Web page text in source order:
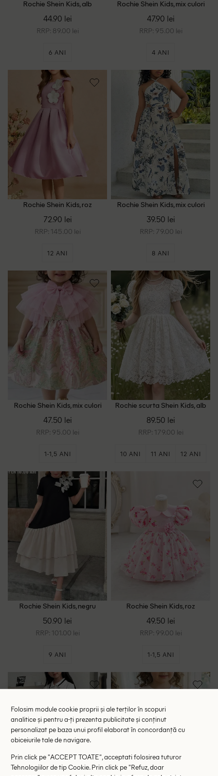
Rochie Shein Kids, alb
44.90 lei
RRP: 89.00 lei
6 ANI
Rochie Shein Kids, mix culori
47.90 lei
RRP: 95.00 lei
4 ANI
Rochie Shein Kids, roz
72.90 lei
RRP: 145.00 lei
12 ANI
Rochie Shein Kids, mix culori
39.50 lei
RRP: 79.00 lei
8 ANI
Rochie Shein Kids, mix culori
47.50 lei
RRP: 95.00 lei
1-1,5 ANI
Rochie scurta Shein Kids, alb
89.50 lei
RRP: 179.00 lei
10 ANI 11 ANI 12 ANI
Rochie Shein Kids, negru
50.90 lei
RRP: 101.00 lei
9 ANI
Rochie Shein Kids, roz
49.50 lei
RRP: 99.00 lei
1-1,5 ANI
Folosim module cookie proprii și ale terților în scopuri
analitice și pentru a-ți prezenta publicitate și conținut
personalizat pe baza unui profil elaborat în concordanță cu
obiceiurile tale de navigare.
Prin click pe "ACCEPT TOATE", acceptati folosirea tuturor
Tehnologiilor de tip Cookie. Prin click pe "Refuz, doar